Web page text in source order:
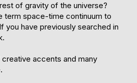
of gravity of the universe?
term space-time continuum to
you have previously searched in
accents and many